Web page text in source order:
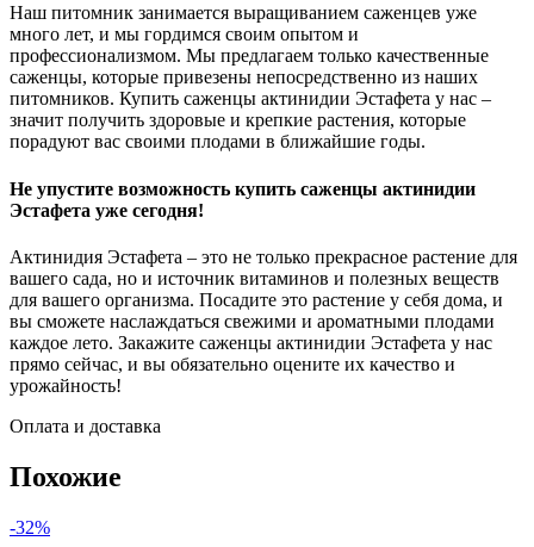
Наш питомник занимается выращиванием саженцев уже
много лет, и мы гордимся своим опытом и
профессионализмом. Мы предлагаем только качественные
саженцы, которые привезены непосредственно из наших
питомников. Купить саженцы актинидии Эстафета у нас –
значит получить здоровые и крепкие растения, которые
порадуют вас своими плодами в ближайшие годы.
Не упустите возможность купить саженцы актинидии
Эстафета уже сегодня!
Актинидия Эстафета – это не только прекрасное растение для
вашего сада, но и источник витаминов и полезных веществ
для вашего организма. Посадите это растение у себя дома, и
вы сможете наслаждаться свежими и ароматными плодами
каждое лето. Закажите саженцы актинидии Эстафета у нас
прямо сейчас, и вы обязательно оцените их качество и
урожайность!
Оплата и доставка
Похожие
-32%